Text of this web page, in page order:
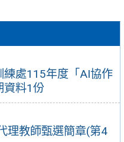
處115年度「AI協作
資料1份
理教師甄選簡章(第4